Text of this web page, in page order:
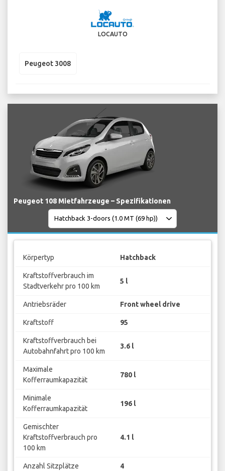
LOCAUTO
Peugeot 3008
Peugeot 108 Mietfahrzeuge – Spezifikationen
Körpertyp Hatchback
Kraftstoffverbrauch im
Stadtverkehr pro 100 km
5 l
Antriebsräder Front wheel drive
Kraftstoff 95
Kraftstoffverbrauch bei
Autobahnfahrt pro 100 km
3.6 l
Maximale
Kofferraumkapazität
780 l
Minimale
Kofferraumkapazität
196 l
Gemischter
Kraftstoffverbrauch pro
100 km
4.1 l
Anzahl Sitzplätze 4